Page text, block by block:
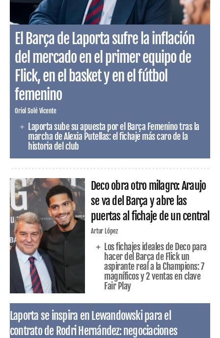
El Barça de Laporta sufre la inflación
del mercado en el primer equipo de
Flick, en el basket y en el fútbol
femenino
Oriol Solé Vicente
Laporta sube su apuesta por el Barça Femenino tras la
marcha de Alexia Putellas: el fichaje más caro de la
historia del club
Deco obra otro milagro: Araujo
se va del Barça y abre las
puertas al fichaje de un central
Artur López
Los fichajes ideales de Deco para
hacer del Barça de Flick un
aspirante real a la Champions: 7
magníficos y 2 ventas en clave
Fair Play
Laporta se inspira en Lewandowski para el
contrato de Rodri Hernández: negociaciones